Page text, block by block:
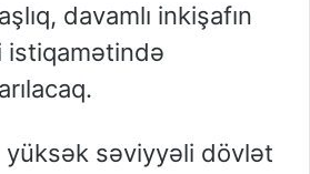
davamlı inkişafın
istiqamətində
yüksək səviyyəli dövlət